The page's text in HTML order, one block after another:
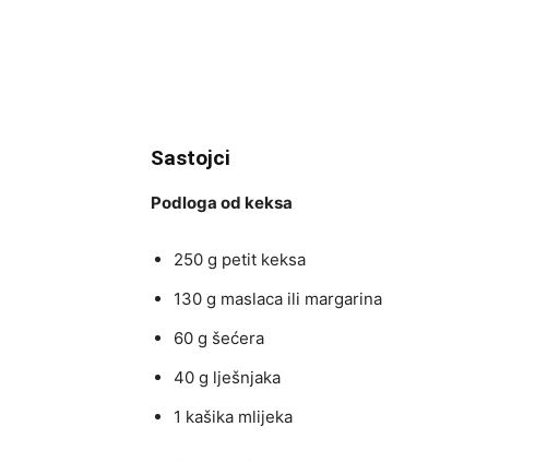
Sastojci
Podloga od keksa
250 g petit keksa
130 g maslaca ili margarina
60 g šećera
40 g lješnjaka
1 kašika mlijeka